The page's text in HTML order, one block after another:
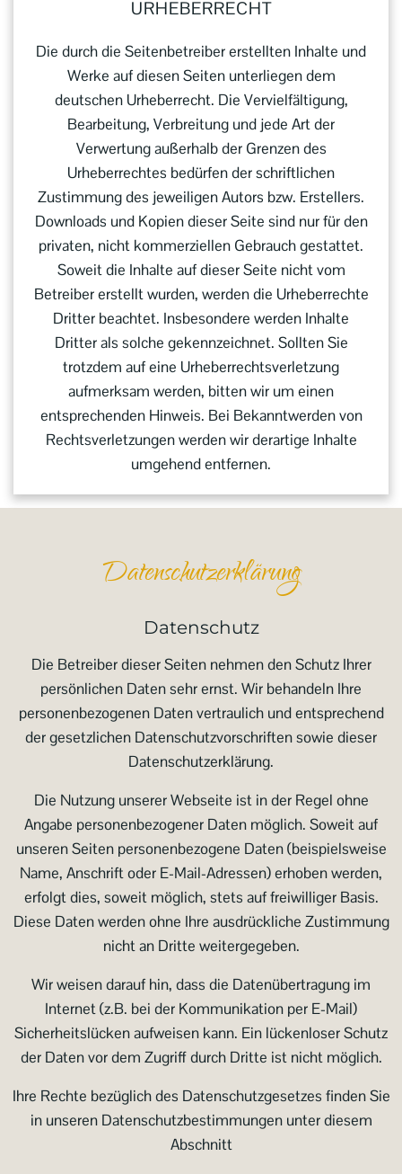
URHEBER­RECHT
Die durch die Seitenbetreiber erstellten Inhalte und
Werke auf diesen Seiten unterliegen dem
deutschen Urheberrecht. Die Vervielfältigung,
Bearbeitung, Verbreitung und jede Art der
Verwertung außerhalb der Grenzen des
Urheberrechtes bedürfen der schriftlichen
Zustimmung des jeweiligen Autors bzw. Erstellers.
Downloads und Kopien dieser Seite sind nur für den
privaten, nicht kommerziellen Gebrauch gestattet.
Soweit die Inhalte auf dieser Seite nicht vom
Betreiber erstellt wurden, werden die Urheberrechte
Dritter beachtet. Insbesondere werden Inhalte
Dritter als solche gekennzeichnet. Sollten Sie
trotzdem auf eine Urheberrechtsverletzung
aufmerksam werden, bitten wir um einen
entsprechenden Hinweis. Bei Bekanntwerden von
Rechtsverletzungen werden wir derartige Inhalte
umgehend entfernen.
Datenschutzerklärung
Datenschutz
Die Betreiber dieser Seiten nehmen den Schutz Ihrer
persönlichen Daten sehr ernst. Wir behandeln Ihre
personenbezogenen Daten vertraulich und entsprechend
der gesetzlichen Datenschutzvorschriften sowie dieser
Datenschutzerklärung.
Die Nutzung unserer Webseite ist in der Regel ohne
Angabe personenbezogener Daten möglich. Soweit auf
unseren Seiten personenbezogene Daten (beispielsweise
Name, Anschrift oder E-Mail-Adressen) erhoben werden,
erfolgt dies, soweit möglich, stets auf freiwilliger Basis.
Diese Daten werden ohne Ihre ausdrückliche Zustimmung
nicht an Dritte weitergegeben.
Wir weisen darauf hin, dass die Datenübertragung im
Internet (z.B. bei der Kommunikation per E-Mail)
Sicherheitslücken aufweisen kann. Ein lückenloser Schutz
der Daten vor dem Zugriff durch Dritte ist nicht möglich.
Ihre Rechte bezüglich des Datenschutzgesetzes finden Sie
in unseren Datenschutzbestimmungen unter diesem
Abschnitt